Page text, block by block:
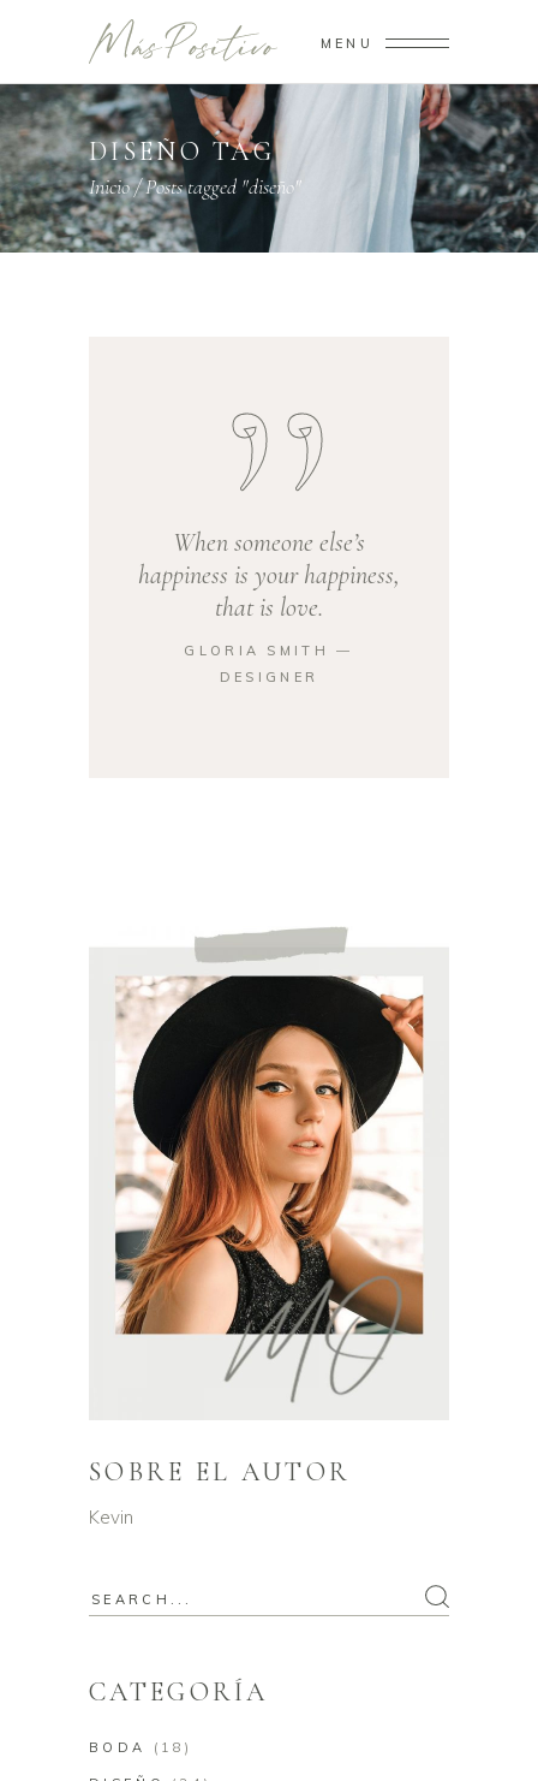
MENU
DISEÑO TAG
Inicio/Posts tagged "diseño"
When someone else’s
happiness is your happiness,
that is love.
GLORIA SMITH ―
DESIGNER
SOBRE EL AUTOR
Kevin
Search
CATEGORÍA
BODA (18)